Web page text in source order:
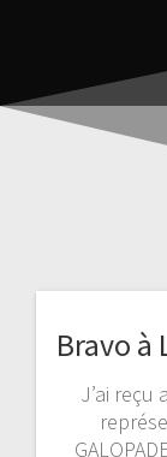
Bravo à
J’ai reçu